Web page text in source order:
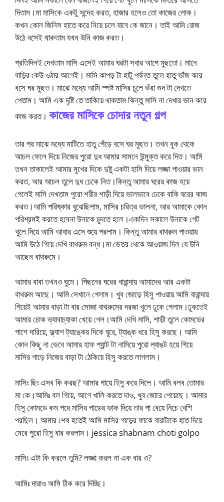
দিতাম।মা মাসিকে একটু সন্দেহ করত, হাজার হলেও তো কাজের লোক।
কখন কোন জিনিস হাতে করে নিয়ে চলে যাবে কে জানে। তাই আমি রোজ
উঠে বসেই থাকতাম যখন উনি কাজ করত।
প্রতিদিনই দেখতাম মাসি এসেই আমার ঘরটা সবার আগে মুছতো। মানে
বাড়ির কেউ ওঠার আগেই। মাসি কাপড় টা হাটু পর্যন্ত তুলে হাতু ভাঁজ করে
বসে ঘর মুছত। মাঝে মধ্যে আমি স্পষ্ট মাসির চুলে ভঁরা গুদ টা দেখতে
পেতাম। আমি এক দৃষ্টি তে তাকিয়ে থাকতাম কিন্তু মাসি না দেখার ভান করে
কাজ করত। কাজের মাসিকে চোদার নতুন গল্প
তার পর মাঝে মধ্যে মাটিতে হাতু গেঁড়ে বসে ঘর মুছত। তখন বুক থেকে
আচল ফেলে দিয়ে নিজের পুরো দুধ আমার সামনে উন্মুক্ত করে দিত। আমি
তখন তাকালেই আমার মুখের দিকে দুষ্টু একটা হাসি দিয়ে লজ্জা পাওয়ার ভান
করত, আর আচল তুলে দুধ ঢেকে নিত।কিন্তু আমার ঘরের কাজ হয়ে
গেলেই মাসি দেখতাম পুরো শরীর শাড়ী দিয়ে ভালভাবে ঢেকে বাকি ঘরের কাজ
করত।আমি পরিষ্কার বুঝেছিলাম, মাসির চরিত্র ভালনা, আর আমাকে কোন
পরিশ্রমই করতে হবেনা উনাকে চুদতে হলে।একদিন সকালে উনাকে গেট
খুলে দিয়ে আমি আবার এসে শুয়ে পরলাম। কিন্তু আমার বাথরুম পাওয়ায়
আমি উঠে গিয়ে দেখি বাথরুম বন্ধ।মা ভেতর থেকে আওয়াজ দিল যে উনি
আছেন বাথরুমে।
আমার বাবা তখনও ঘুমে। পিছনের ঘরের বারান্দায় আমাদের আর একটা
বাথরুম আছে। আমি সেখানে গেলাম। খুব জোড়ে হিসু পাওয়ায় আমি বারান্দায়
গিয়েই আমার বাড়া টা বার সোজা বাথরুমের দরজা খুলে ঢুকে গেলাম।ঢুকতেই
আমার চোক ভ্যাবাচ্যাকা খেয়ে গেল।আমি দেখি মাসি, শাড়ী তুলে কোমডের
পাশে দারিয়ে, ফ্ল্যাশ ট্যাঙ্কের দিকে ঘুরে, ট্যাঙ্ক ধরে হিসু করছে। আমি
কোন কিছু না ভেবে আমার হাফ প্যান্ট টা নামিয়ে পুরো ল্যাঙট হয়ে গিয়ে
মাসির গাড়ে নিজের বাড়া টা ঠেকিয়ে হিসু করতে লাগলাম।
মাসিঃ ছিঃ এসব কি করছ? আমার গায়ে হিসু করে দিলে। আমি বলব তোমার
মা কে।আমিঃ বল গিয়ে, আগে খালি করতে দাও, খুব জোরে পেয়েছে। আমার
হিসু কোমডে কম পরে মাসির গাড়ের ফাক দিয়ে তার পা বেয়ে নিচে বেশি
পরছিল। আমার শেষ হতেই আমি মাসির গাড়ের ফাকে বারাটাকে হাত দিয়ে
মেরে পুরো হিসু বার করলাম। jessica shabnam choti golpo
মাসিঃ এটা কি করলে তুমি? লজ্জা করল না এক বার ও?
আমিঃ দারাও আমি ঠিক করে দিচ্ছি।